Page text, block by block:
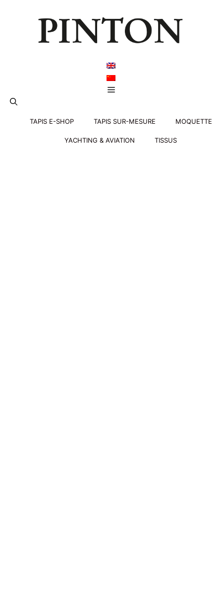
Menu
TAPIS E-SHOP TAPIS SUR-MESURE MOQUETTE
YACHTING & AVIATION TISSUS